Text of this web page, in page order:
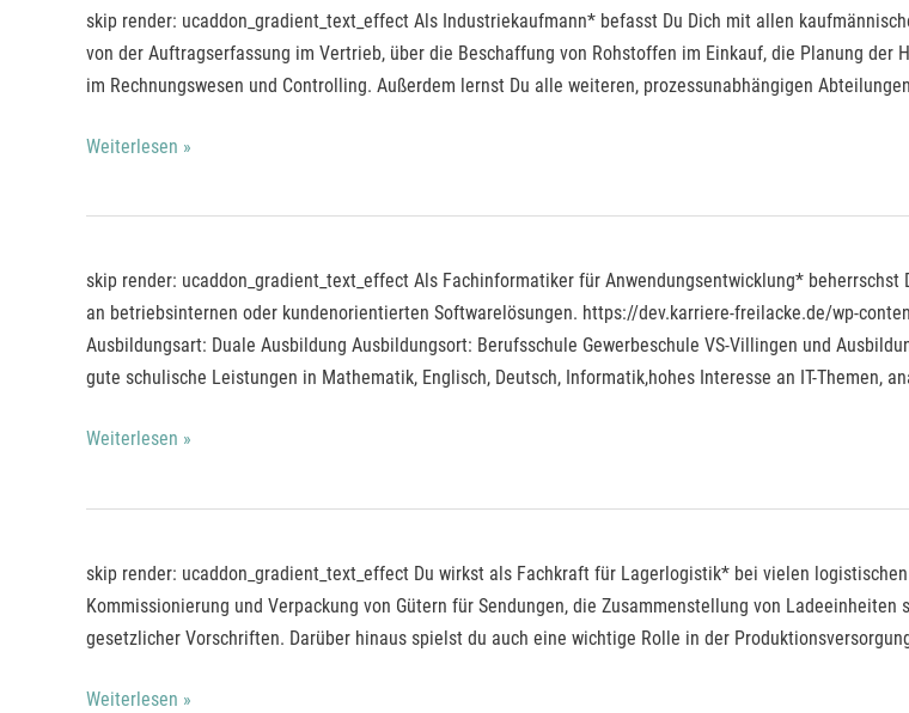
skip render: ucaddon_gradient_text_effect Als Industriekaufmann* befasst Du Dich mit allen
von der Auftragserfassung im Vertrieb, über die Beschaffung von Rohstoffen im Einkauf, die Planung
im Rechnungswesen und Controlling. Außerdem lernst Du alle weiteren, prozessunabhängigen
Industriekaufleute*
Weiterlesen »
skip render: ucaddon_gradient_text_effect Als Fachinformatiker für Anwendungsentwicklung*
an betriebsinternen oder kundenorientierten Softwarelösungen. https://dev.karriere-freilacke.de/wp-
Ausbildungsart: Duale Ausbildung Ausbildungsort: Berufsschule Gewerbeschule VS-Villingen und
gute schulische Leistungen in Mathematik, Englisch, Deutsch, Informatik,hohes Interesse an IT-Themen,
Fachinformatiker*
Weiterlesen »
skip render: ucaddon_gradient_text_effect Du wirkst als Fachkraft für Lagerlogistik* bei vielen
Kommissionierung und Verpackung von Gütern für Sendungen, die Zusammenstellung von
gesetzlicher Vorschriften. Darüber hinaus spielst du auch eine wichtige Rolle in der
Fachkraft
für
Lagerlogistik*
Weiterlesen »